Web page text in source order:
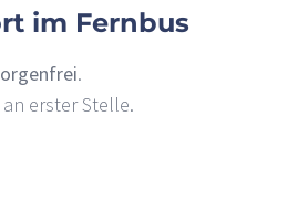
im Fernbus
.
erster Stelle.